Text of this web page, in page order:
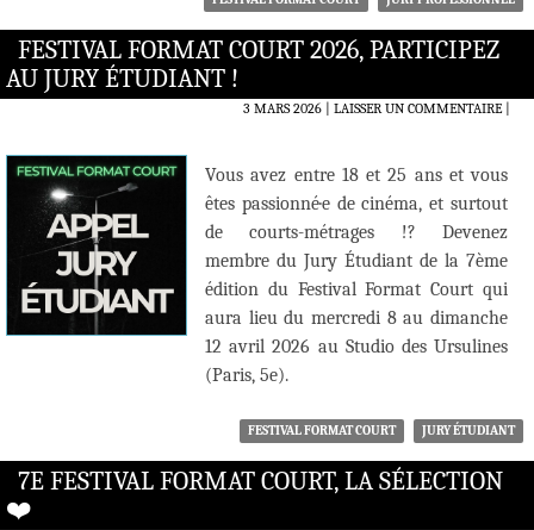
FESTIVAL FORMAT COURT 2026, PARTICIPEZ
AU JURY ÉTUDIANT !
3 MARS 2026 LAISSER UN COMMENTAIRE|
Vous avez entre 18 et 25 ans et vous
êtes passionné·e de cinéma, et surtout
de courts-métrages !? Devenez
membre du Jury Étudiant de la 7ème
édition du Festival Format Court qui
aura lieu du mercredi 8 au dimanche
12 avril 2026 au Studio des Ursulines
(Paris, 5e).
FESTIVAL FORMAT COURT JURY ÉTUDIANT
7E FESTIVAL FORMAT COURT, LA SÉLECTION
❤️‍